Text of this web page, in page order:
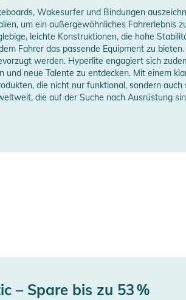
Wakesurfer und Bindungen
um ein außergewöhnliches Fahrerlebnis
leichte Konstruktionen, die hohe
Fahrer das passende Equipment zu
werden. Hyperlite engagiert sich
neue Talente zu entdecken. Mit einem
die nicht nur funktional, sondern auch
die auf der Suche nach Ausrüstung
– Spare bis zu 53 %